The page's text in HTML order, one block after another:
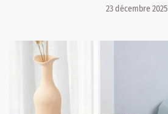
23 décembre 2025